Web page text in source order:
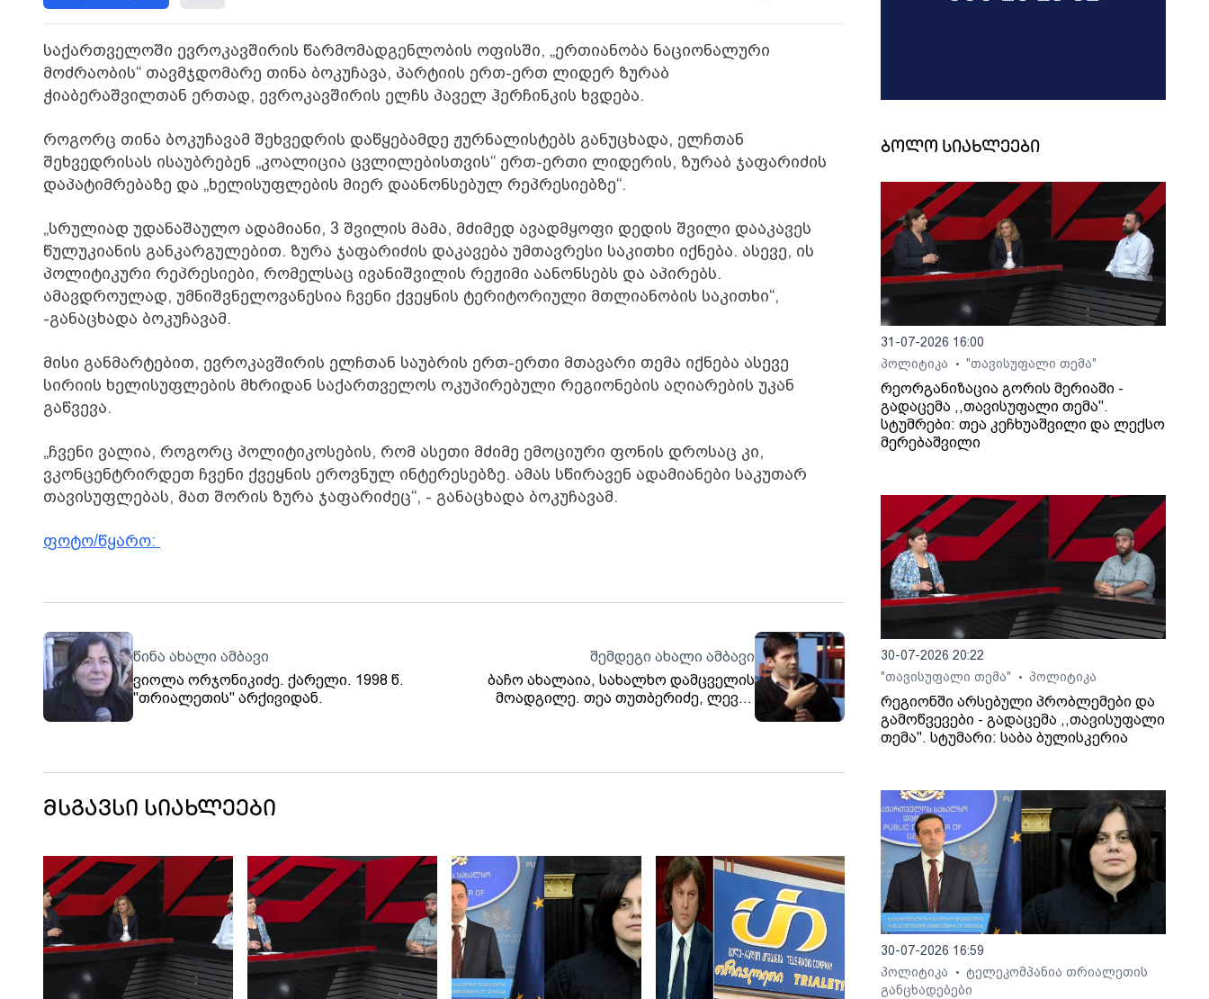
საქართველოში ევროკავშირის წარმომადგენლობის ოფისში, „ერთიანობა ნაციონალური
მოძრაობის“ თავმჯდომარე თინა ბოკუჩავა, პარტიის ერთ-ერთ ლიდერ ზურაბ
ჭიაბერაშვილთან ერთად, ევროკავშირის ელჩს პაველ ჰერჩინკის ხვდება.
როგორც თინა ბოკუჩავამ შეხვედრის დაწყებამდე ჟურნალისტებს განუცხადა, ელჩთან
შეხვედრისას ისაუბრებენ „კოალიცია ცვლილებისთვის“ ერთ-ერთი ლიდერის, ზურაბ ჯაფარიძის
დაპატიმრებაზე და „ხელისუფლების მიერ დაანონსებულ რეპრესიებზე“.
„სრულიად უდანაშაულო ადამიანი, 3 შვილის მამა, მძიმედ ავადმყოფი დედის შვილი დააკავეს
წულუკიანის განკარგულებით. ზურა ჯაფარიძის დაკავება უმთავრესი საკითხი იქნება. ასევე, ის
პოლიტიკური რეპრესიები, რომელსაც ივანიშვილის რეჟიმი აანონსებს და აპირებს.
ამავდროულად, უმნიშვნელოვანესია ჩვენი ქვეყნის ტერიტორიული მთლიანობის საკითხი“,
-განაცხადა ბოკუჩავამ.
მისი განმარტებით, ევროკავშირის ელჩთან საუბრის ერთ-ერთი მთავარი თემა იქნება ასევე
სირიის ხელისუფლების მხრიდან საქართველოს ოკუპირებული რეგიონების აღიარების უკან
გაწვევა.
„ჩვენი ვალია, როგორც პოლიტიკოსების, რომ ასეთი მძიმე ემოციური ფონის დროსაც კი,
ვკონცენტრირდეთ ჩვენი ქვეყნის ეროვნულ ინტერესებზე. ამას სწირავენ ადამიანები საკუთარ
თავისუფლებას, მათ შორის ზურა ჯაფარიძეც“, - განაცხადა ბოკუჩავამ.
ფოტო/წყარო:
წინა ახალი ამბავი
ვიოლა ორჯონიკიძე. ქარელი. 1998 წ.
"თრიალეთის" არქივიდან.
შემდეგი ახალი ამბავი
ბაჩო ახალაია, სახალხო დამცველის
მოადგილე. თეა თუთბერიძე, ლევან
მსგავსი სიახლეები
ბოლო სიახლეები
31-07-2026 16:00
პოლიტიკა
• "თავისუფალი თემა"
რეორგანიზაცია გორის მერიაში -
გადაცემა ,,თავისუფალი თემა".
სტუმრები: თეა კეჩხუაშვილი და ლექსო
მერებაშვილი
30-07-2026 20:22
"თავისუფალი თემა"
• პოლიტიკა
რეგიონში არსებული პრობლემები და
გამოწვევები - გადაცემა ,,თავისუფალი
თემა". სტუმარი: საბა ბულისკერია
30-07-2026 16:59
პოლიტიკა
•
ტელეკომპანია თრიალეთის
განცხადებები